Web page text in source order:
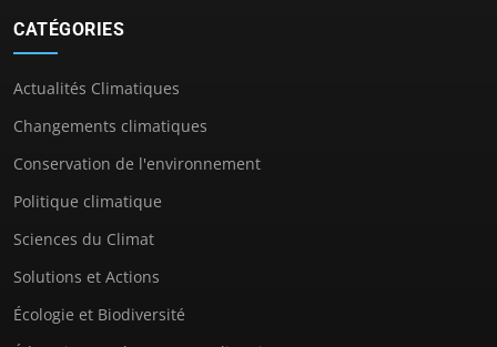
CATÉGORIES
Actualités Climatiques
Changements climatiques
Conservation de l'environnement
Politique climatique
Sciences du Climat
Solutions et Actions
Écologie et Biodiversité